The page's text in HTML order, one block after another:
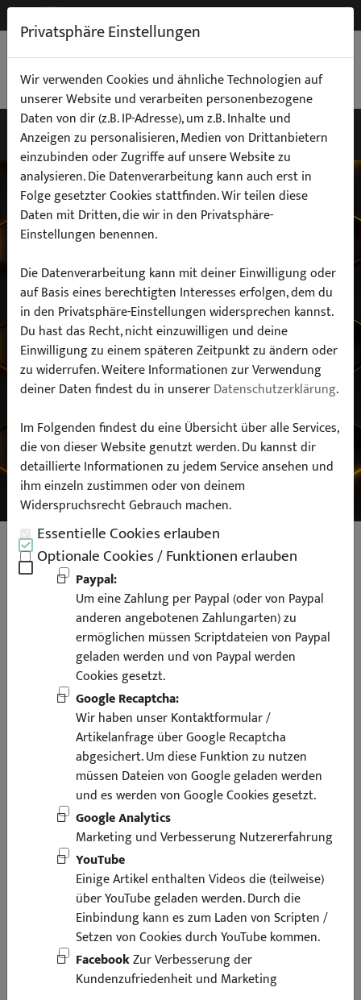
0,00 €
Wähle dein Auto
finde alle passenden Teile schnell und
einfach
Hersteller:
Modell:
SUCHEN
Liquid Elements Detailing Brush
Pinsel Set
Privatsphäre Einstellungen
Wir verwenden Cookies und ähnliche Technologien auf
unserer Website und verarbeiten personenbezogene
Daten von dir (z.B. IP-Adresse), um z.B. Inhalte und
Anzeigen zu personalisieren, Medien von Drittanbietern
einzubinden oder Zugriffe auf unsere Website zu
analysieren. Die Datenverarbeitung kann auch erst in
Folge gesetzter Cookies stattfinden. Wir teilen diese
Daten mit Dritten, die wir in den Privatsphäre-
Einstellungen benennen.
Die Datenverarbeitung kann mit deiner Einwilligung oder
auf Basis eines berechtigten Interesses erfolgen, dem du
in den Privatsphäre-Einstellungen widersprechen kannst.
Du hast das Recht, nicht einzuwilligen und deine
Einwilligung zu einem späteren Zeitpunkt zu ändern oder
zu widerrufen. Weitere Informationen zur Verwendung
deiner Daten findest du in unsererDatenschutzerklärung.
Im Folgenden findest du eine Übersicht über alle Services,
die von dieser Website genutzt werden. Du kannst dir
detaillierte Informationen zu jedem Service ansehen und
ihm einzeln zustimmen oder von deinem
Widerspruchsrecht Gebrauch machen.
Essentielle Cookies erlauben
Optionale Cookies / Funktionen erlauben
Paypal:
Um eine Zahlung per Paypal (oder von Paypal
anderen angebotenen Zahlungarten) zu
ermöglichen müssen Scriptdateien von Paypal
geladen werden und von Paypal werden
Cookies gesetzt.
Google Recaptcha:
Wir haben unser Kontaktformular /
Artikelanfrage über Google Recaptcha
abgesichert. Um diese Funktion zu nutzen
müssen Dateien von Google geladen werden
und es werden von Google Cookies gesetzt.
Google Analytics
Marketing und Verbesserung Nutzererfahrung
YouTube
Einige Artikel enthalten Videos die (teilweise)
über YouTube geladen werden. Durch die
Einbindung kann es zum Laden von Scripten /
Setzen von Cookies durch YouTube kommen.
FacebookZur Verbesserung der
Kundenzufriedenheit und Marketing